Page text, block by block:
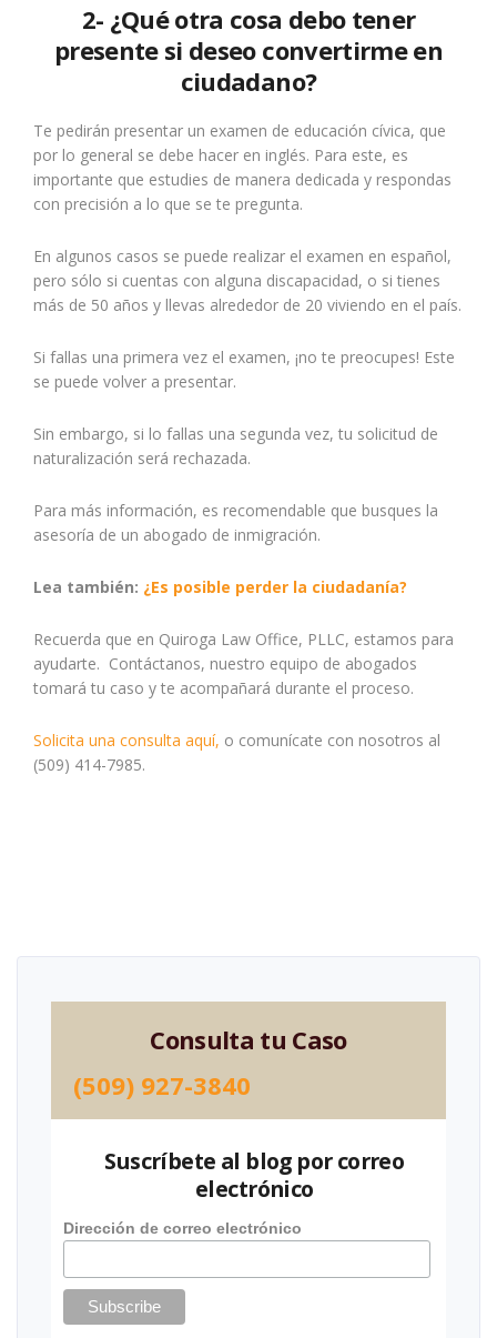
2- ¿Qué otra cosa debo tener
presente si deseo convertirme en
ciudadano?
Te pedirán presentar un examen de educación cívica, que
por lo general se debe hacer en inglés. Para este, es
importante que estudies de manera dedicada y respondas
con precisión a lo que se te pregunta.
En algunos casos se puede realizar el examen en español,
pero sólo si cuentas con alguna discapacidad, o si tienes
más de 50 años y llevas alrededor de 20 viviendo en el país.
Si fallas una primera vez el examen, ¡no te preocupes! Este
se puede volver a presentar.
Sin embargo, si lo fallas una segunda vez, tu solicitud de
naturalización será rechazada.
Para más información, es recomendable que busques la
asesoría de un abogado de inmigración.
Lea también: ¿Es posible perder la ciudadanía?
Recuerda que en Quiroga Law Office, PLLC, estamos para
ayudarte. Contáctanos, nuestro equipo de abogados
tomará tu caso y te acompañará durante el proceso.
Solicita una consulta aquí, o comunícate con nosotros al
(509) 414-7985.
Consulta tu Caso
(509) 927-3840
Suscríbete al blog por correo
electrónico
Dirección de correo electrónico